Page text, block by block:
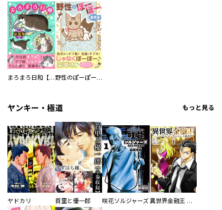
まろまろ日和【豪華版】 野性のぽーぽー【豪華版】
ヤンキー・極道 もっと見る
ヤドカリ 首里と優一郎 咲花ソルジャーズ 異世界金融王 ～クローネ・ゴルディオンの覇道～